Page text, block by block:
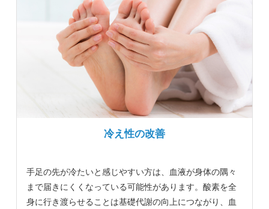
冷え性の改善
手足の先が冷たいと感じやすい方は、血液が身体の隅々
まで届きにくくなっている可能性があります。酸素を全
身に行き渡らせることは基礎代謝の向上につながり、血